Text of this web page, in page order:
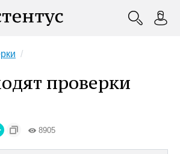
проверки
8905